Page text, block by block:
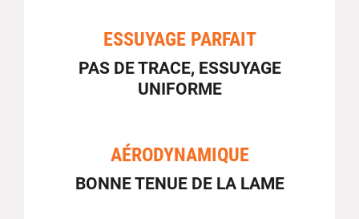
ESSUYAGE PARFAIT
PAS DE TRACE, ESSUYAGE
UNIFORME
AÉRODYNAMIQUE
BONNE TENUE DE LA LAME